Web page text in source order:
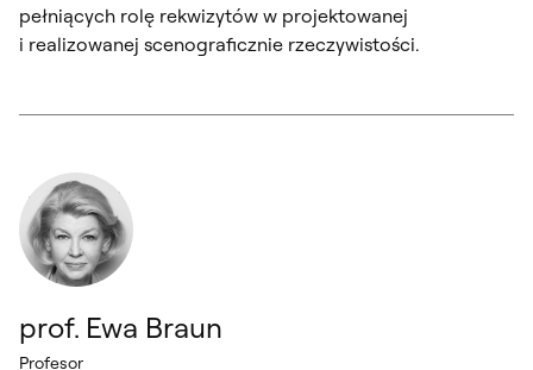
pełniących rolę rekwizytów w projektowanej
i realizowanej scenograficznie rzeczywistości.
prof. Ewa Braun
prof. Ewa Braun
Profesor